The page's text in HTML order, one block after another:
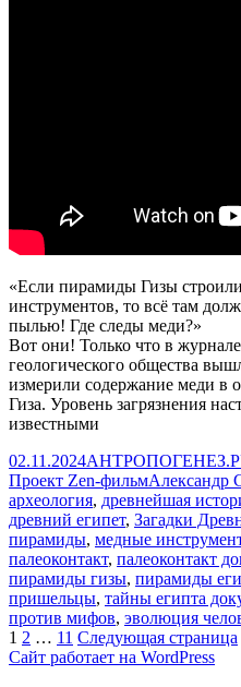
«Если пирамиды Гизы
инструментов, то всё там
пылью! Где следы меди?»
Вот они! Только что в
геологического общества
измерили содержание меди в
Гиза. Уровень загрязнения
известными
Опубликовано
02.11.2024Автор
Проект Zen-фильмМетки
Александр
археология, древнейшая
древний египет, Загадки
пирамиды, медные
палеоконтакт, палеоконтакт
пирамиды гизы, пирамиды
пришельцы, тайны египта
против мифов, эволюция
Пагинация
записей
Страница
1 Страница
2 … Страница
11 Следующая страница
Сайт работает на WordPress